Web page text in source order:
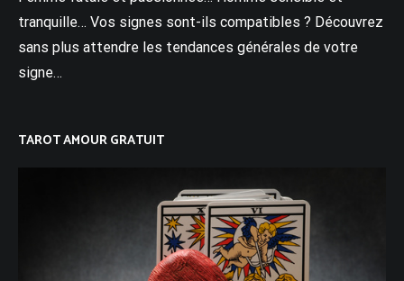
tranquille… Vos signes sont-ils compatibles ? Découvrez
sans plus attendre les tendances générales de votre
signe…
TAROT AMOUR GRATUIT